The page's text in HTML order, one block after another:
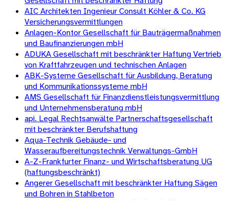
AIC Architekten Ingenieur Consult Köhler & Co. KG
Versicherungsvermittlungen
Anlagen-Kontor Gesellschaft für Bauträgermaßnahmen
und Baufinanzierungen mbH
ADUKA Gesellschaft mit beschränkter Haftung Vertrieb
von Kraftfahrzeugen und technischen Anlagen
ABK-Systeme Gesellschaft für Ausbildung, Beratung
und Kommunikationssysteme mbH
AMS Gesellschaft für Finanzdienstleistungsvermittlung
und Unternehmensberatung mbH
api. Legal Rechtsanwälte Partnerschaftsgesellschaft
mit beschränkter Berufshaftung
Aqua-Technik Gebäude- und
Wasseraufbereitungstechnik Verwaltungs-GmbH
A-Z-Frankfurter Finanz- und Wirtschaftsberatung UG
(haftungsbeschränkt)
Angerer Gesellschaft mit beschränkter Haftung Sägen
und Bohren in Stahlbeton